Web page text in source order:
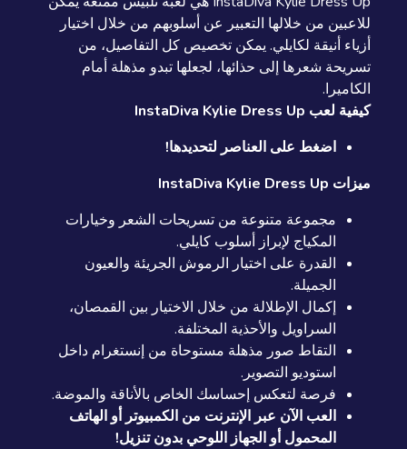
للاعبين من خلالها التعبير عن أسلوبهم من خلال اختيار
أزياء أنيقة لكايلي. يمكن تخصيص كل التفاصيل، من
تسريحة شعرها إلى حذائها، لجعلها تبدو مذهلة أمام
الكاميرا.
كيفية لعب InstaDiva Kylie Dress Up
اضغط على العناصر لتحديدها!
ميزات InstaDiva Kylie Dress Up
مجموعة متنوعة من تسريحات الشعر وخيارات
المكياج لإبراز أسلوب كايلي.
القدرة على اختيار الرموش الجريئة والعيون
الجميلة.
إكمال الإطلالة من خلال الاختيار بين القمصان،
السراويل والأحذية المختلفة.
التقاط صور مذهلة مستوحاة من إنستغرام داخل
استوديو التصوير.
فرصة لتعكس إحساسك الخاص بالأناقة والموضة.
العب الآن عبر الإنترنت من الكمبيوتر أو الهاتف
المحمول أو الجهاز اللوحي بدون تنزيل!